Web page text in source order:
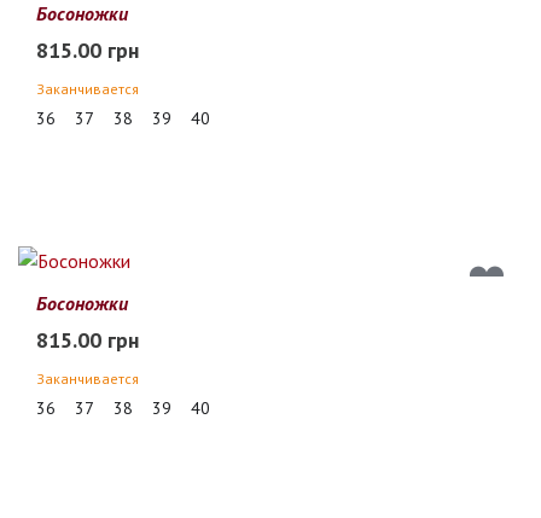
Босоножки
815.00 грн
Заканчивается
36 37 38 39 40
Босоножки
815.00 грн
Заканчивается
36 37 38 39 40